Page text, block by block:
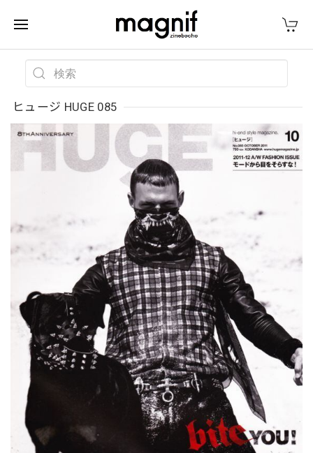
ヒュージ HUGE 085